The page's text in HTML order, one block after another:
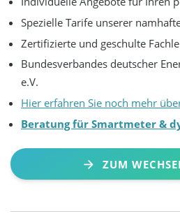
Spezielle Tarife unserer
Zertifizierte und geschulte
Bundesverbandes deutscher
e.V.
Hier erfahren Sie noch mehr
Beratung für Smartmeter &
ZUM